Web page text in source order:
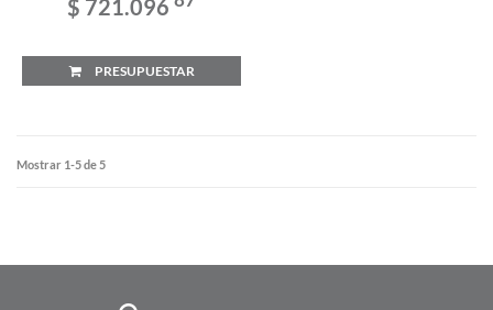
$ 721.096
PRESUPUESTAR
Mostrar 1-5 de 5